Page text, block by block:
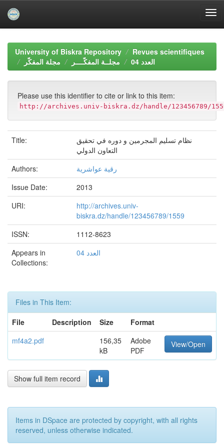
navigationUniversity of Biskra Repository
Revues scientifiques
مجلة المفكّر
مجلــة المفكّــــر العدد 04
Please use this identifier to cite or link to this item:
http://archives.univ-biskra.dz/handle/123456789/
Title:
نظام تسليم المجرمين و دوره في تحقيق
التعاون الدولي
Authors:
رقية عواشرية
Issue Date:
2013
URI:
http://archives.univ-
biskra.dz/handle/123456789/1559
ISSN:
1112-8623
Appears in
Collections:
العدد 04
Files in This Item:
File
Description Size
Format
mf4a2.pdf
156,35
kB
Adobe
PDF
View/Open
Show full item record
Items in DSpace are protected by copyright, with all rights
reserved, unless otherwise indicated.